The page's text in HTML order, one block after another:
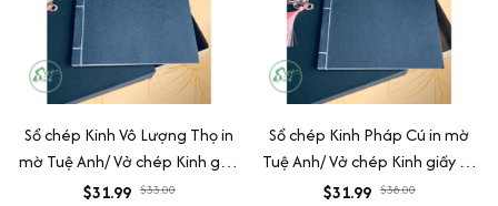
Sổ chép Kinh Vô Lượng Thọ in
mờ Tuệ Anh/ Vở chép Kinh giấy
cổ (Tặng kèm Hộp đựng Kinh)
$31.99 $33.00
Sổ chép Kinh Pháp Cú in mờ
Tuệ Anh/ Vở chép Kinh giấy cổ
(Tặng kèm Hộp đựng)
$31.99 $38.00